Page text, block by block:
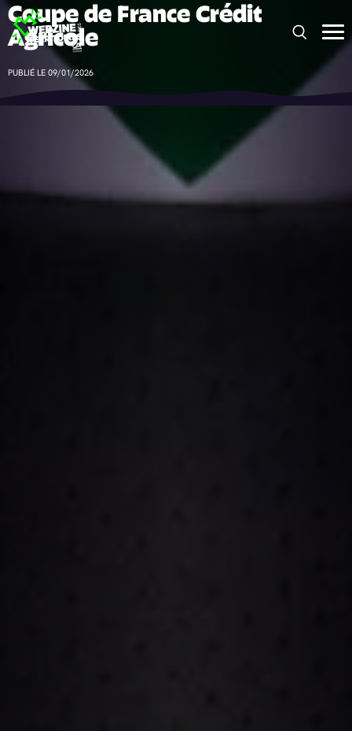
Panneau de gestion des cookies
Coupe de France Crédit
Agricole
PUBLIÉ LE 09/01/2026